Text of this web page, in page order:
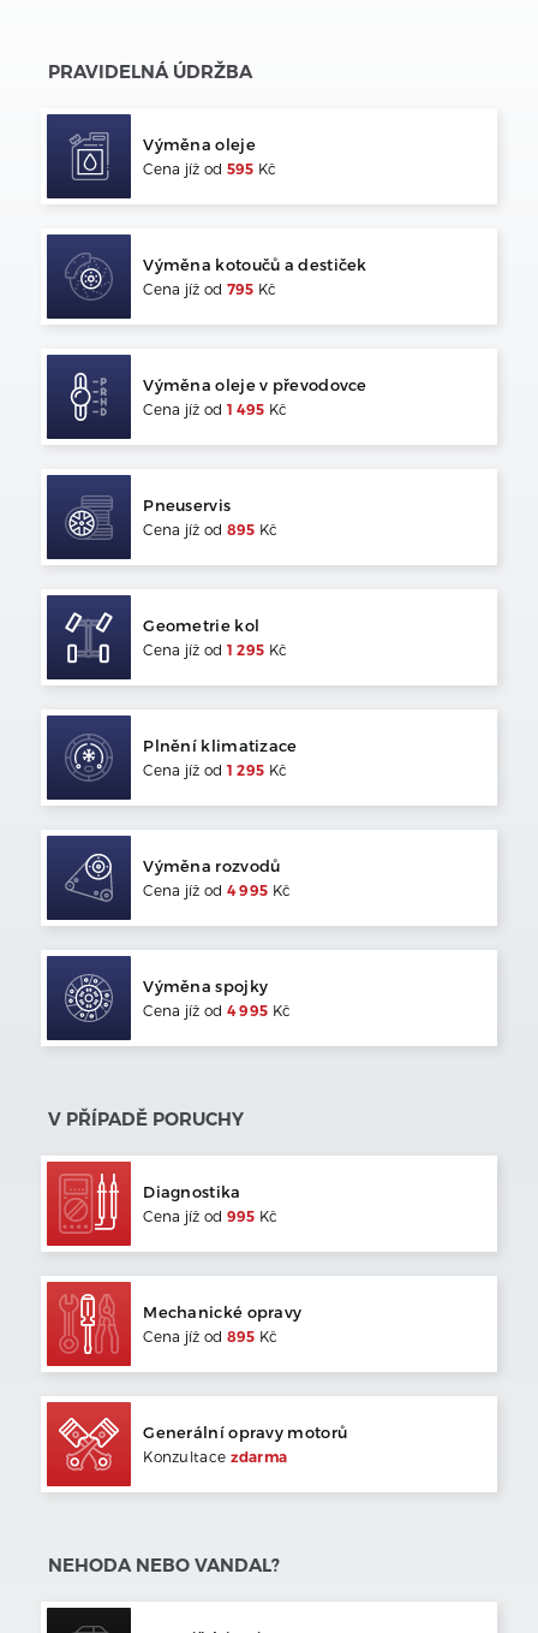
PRAVIDELNÁ ÚDRŽBA
Výměna oleje
Cena jíž od 595 Kč
Výměna kotoučů a destiček
Cena jíž od 795 Kč
Výměna oleje v převodovce
Cena jíž od 1 495 Kč
Pneuservis
Cena jíž od 895 Kč
Geometrie kol
Cena jíž od 1 295 Kč
Plnění klimatizace
Cena jíž od 1 295 Kč
Výměna rozvodů
Cena jíž od 4 995 Kč
Výměna spojky
Cena jíž od 4 995 Kč
V PŘÍPADĚ PORUCHY
Diagnostika
Cena jíž od 995 Kč
Mechanické opravy
Cena jíž od 895 Kč
Generální opravy motorů
Konzultace zdarma
NEHODA NEBO VANDAL?